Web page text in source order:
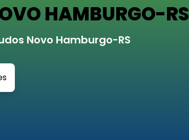
HAMBURGO-RS
Novo Hamburgo-RS